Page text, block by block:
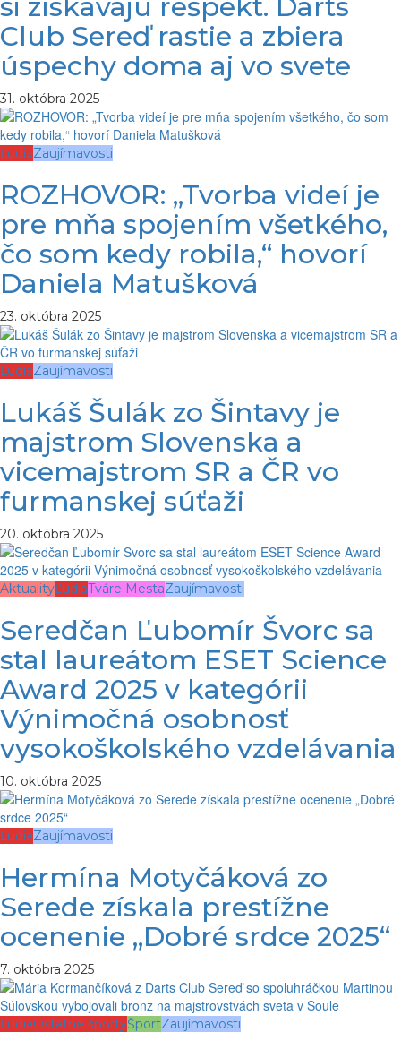
si získavajú rešpekt. Darts
Club Sereď rastie a zbiera
úspechy doma aj vo svete
31. októbra 2025
ĽudiaZaujímavosti
ROZHOVOR: „Tvorba videí je
pre mňa spojením všetkého,
čo som kedy robila,“ hovorí
Daniela Matušková
23. októbra 2025
ĽudiaZaujímavosti
Lukáš Šulák zo Šintavy je
majstrom Slovenska a
vicemajstrom SR a ČR vo
furmanskej súťaži
20. októbra 2025
AktualityĽudiaTváre MestaZaujímavosti
Seredčan Ľubomír Švorc sa
stal laureátom ESET Science
Award 2025 v kategórii
Výnimočná osobnosť
vysokoškolského vzdelávania
10. októbra 2025
ĽudiaZaujímavosti
Hermína Motyčáková zo
Serede získala prestížne
ocenenie „Dobré srdce 2025“
7. októbra 2025
ĽudiaOstatné športyŠportZaujímavosti